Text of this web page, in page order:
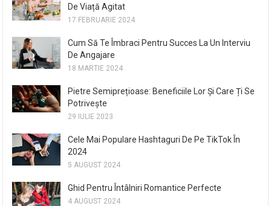
De Viață Agitat
17 FEBRUARIE 2024
Cum Să Te Îmbraci Pentru Succes La Un Interviu
De Angajare
18 MARTIE 2024
Pietre Semiprețioase: Beneficiile Lor Și Care Ți Se
Potrivește
29 IULIE 2023
Cele Mai Populare Hashtaguri De Pe TikTok În
2024
5 AUGUST 2024
Ghid Pentru Întâlniri Romantice Perfecte
4 AUGUST 2024